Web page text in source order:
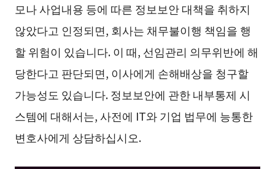
모나 사업내용 등에 따른 정보보안 대책을 취하지
않았다고 인정되면, 회사는 채무불이행 책임을 행
할 위험이 있습니다. 이 때, 선임관리 의무위반에 해
당한다고 판단되면, 이사에게 손해배상을 청구할
가능성도 있습니다. 정보보안에 관한 내부통제 시
스템에 대해서는, 사전에 IT와 기업 법무에 능통한
변호사에게 상담하십시오.